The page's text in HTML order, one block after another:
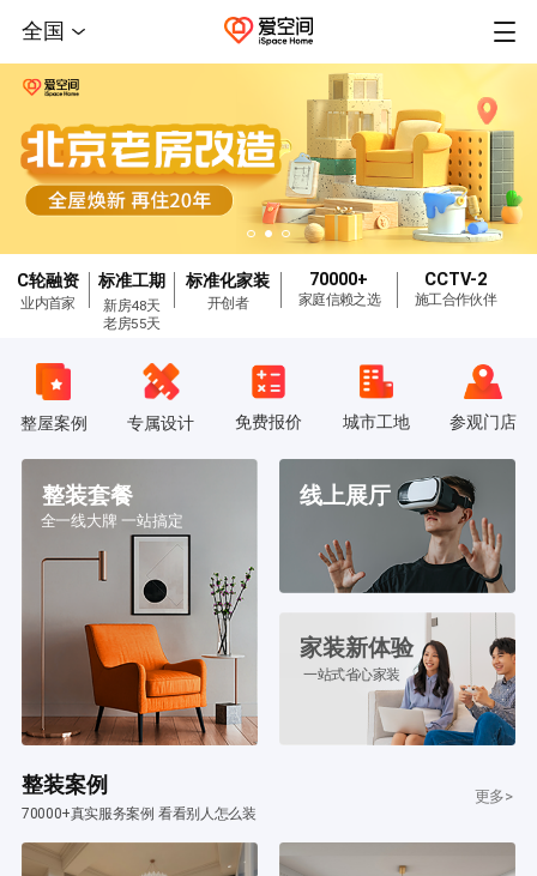
全国
C轮融资
业内首家
标准工期
新房48天
老房55天
标准化家装
开创者
70000+
家庭信赖之选
CCTV-2
施工合作伙伴
整屋案例 专属设计 免费报价 城市工地 参观门店
整装套餐
全一线大牌 一站搞定
线上展厅
家装新体验
一站式省心家装
整装案例
70000+真实服务案例 看看别人怎么装
更多>